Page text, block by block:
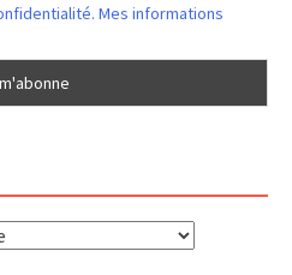
Mes informations